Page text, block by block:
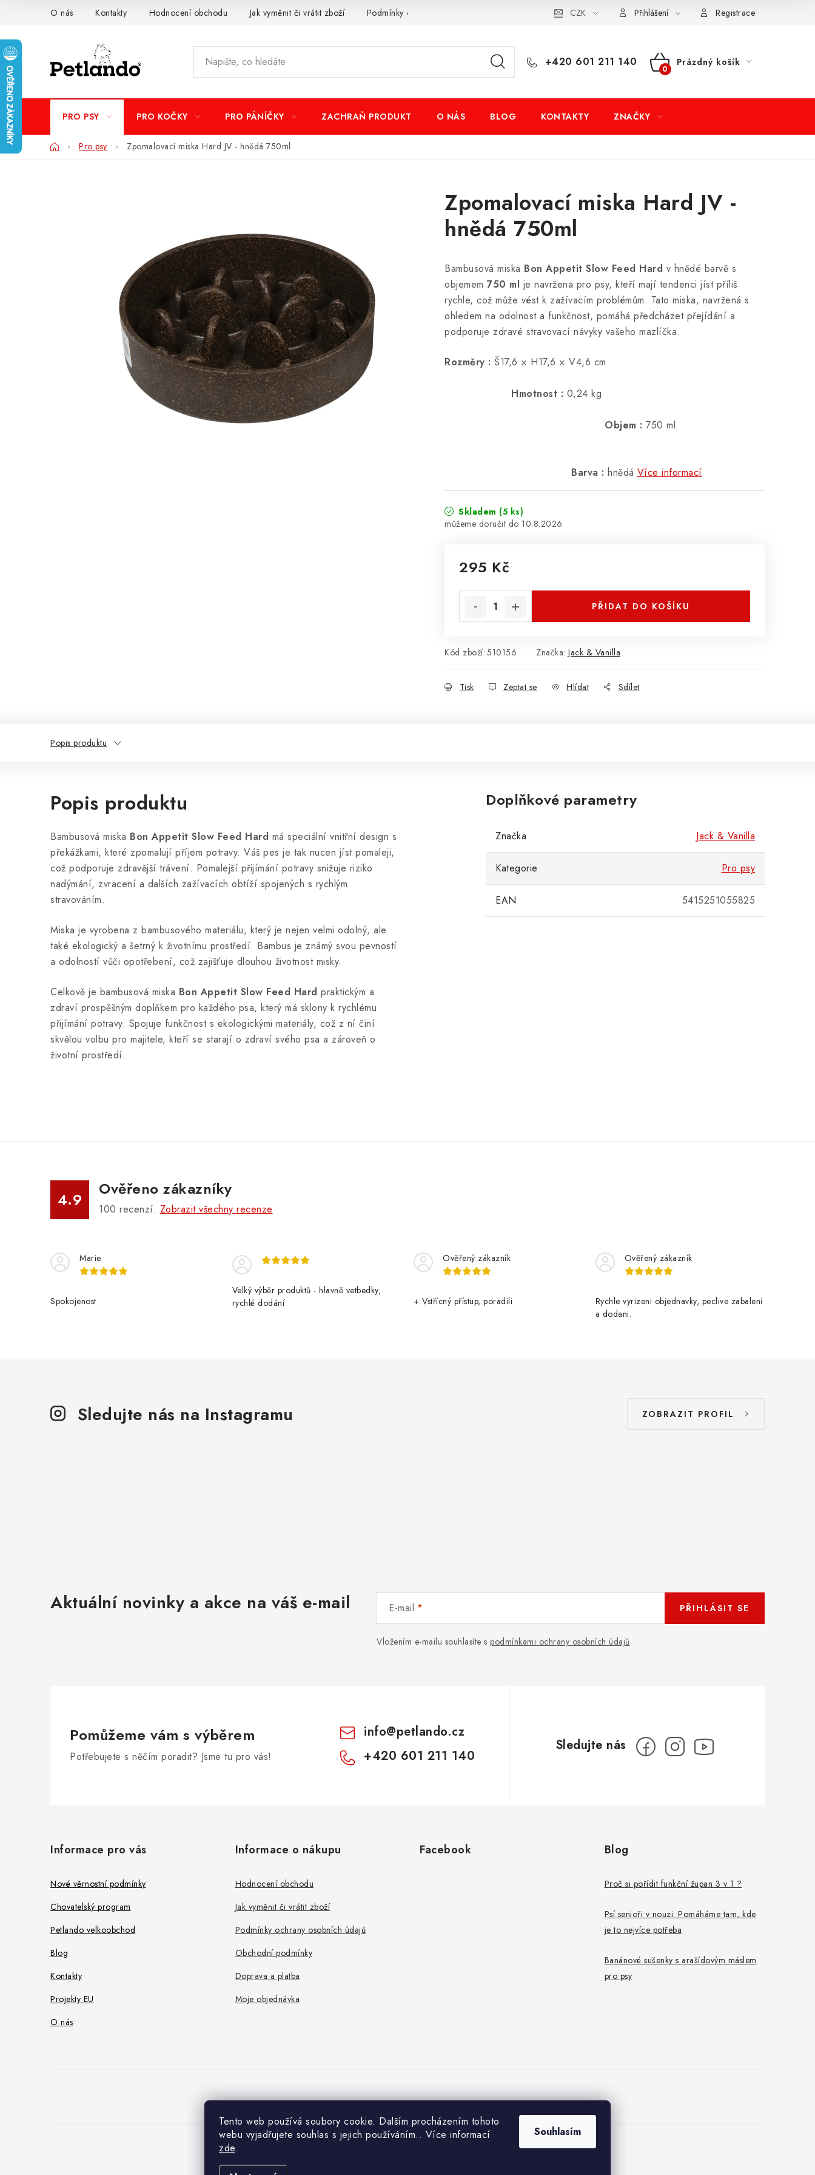
Tento web používá soubory cookie. Dalším procházením tohoto
webu vyjadřujete souhlas s jejich používáním.. Více informací
zde.
Souhlasím
O nás Kontakty Hodnocení obchodu Jak vyměnit či vrátit zboží Podmínky ochrany osobních údajů Obchodní podmínky Doprava a platba Moje objednávka
CZK Přihlášení Registrace
+420 601 211 140
NÁKUPNÍ
Prázdný košík
PRO PSY PRO KOČKY PRO PÁNÍČKY ZACHRAŇ PRODUKT O NÁS BLOG KONTAKTY ZNAČKY
DomůPro psy Zpomalovací miska Hard JV - hnědá 750ml
Zpomalovací miska Hard JV -
hnědá 750ml
Bambusová miska Bon Appetit Slow Feed Hard v hnědé barvě s
objemem 750 ml je navržena pro psy, kteří mají tendenci jíst příliš
rychle, což může vést k zažívacím problémům. Tato miska, navržená s
ohledem na odolnost a funkčnost, pomáhá předcházet přejídání a
podporuje zdravé stravovací návyky vašeho mazlíčka.
Rozměry : Š17,6 × H17,6 × V4,6 cm
Hmotnost : 0,24 kg
Objem : 750 ml
Barva : hnědá Více informací
Skladem (5 ks)
10.8.2026
295 Kč
PŘIDAT DO KOŠÍKU
Kód zboží: 510156 Značka: Jack & Vanilla
Tisk Zeptat se Hlídat Sdílet
Popis produktu
Popis produktu
Bambusová miska Bon Appetit Slow Feed Hard má speciální vnitřní design s
překážkami, které zpomalují příjem potravy. Váš pes je tak nucen jíst pomaleji,
což podporuje zdravější trávení. Pomalejší přijímání potravy snižuje riziko
nadýmání, zvracení a dalších zažívacích obtíží spojených s rychlým
stravováním.
Miska je vyrobena z bambusového materiálu, který je nejen velmi odolný, ale
také ekologický a šetrný k životnímu prostředí. Bambus je známý svou pevností
a odolností vůči opotřebení, což zajišťuje dlouhou životnost misky.
Celkově je bambusová miska Bon Appetit Slow Feed Hard praktickým a
zdraví prospěšným doplňkem pro každého psa, který má sklony k rychlému
přijímání potravy. Spojuje funkčnost s ekologickými materiály, což z ní činí
skvělou volbu pro majitele, kteří se starají o zdraví svého psa a zároveň o
životní prostředí.
Doplňkové parametry
Značka Jack & Vanilla
Kategorie Pro psy
EAN 5415251055825
4.9
Ověřeno zákazníky
100 recenzí. Zobrazit všechny recenze
Marie
Spokojenost
Velký výběr produktů - hlavně vetbedky,
rychlé dodání
Ověřený zákazník
+ Vstřícný přístup, poradili
Ověřený zákazník
Rychle vyrizeni objednavky, peclive zabaleni
a dodani.
Sledujte nás na Instagramu ZOBRAZIT PROFIL
Aktuální novinky a akce na váš e-mail E-mail
Vložením e-mailu souhlasíte s podmínkami ochrany osobních údajů
PŘIHLÁSIT SE
Pomůžeme vám s výběrem
Potřebujete s něčím poradit? Jsme tu pro vás!
info@petlando.cz
+420 601 211 140
Informace pro vás
Nové věrnostní podmínky
Chovatelský program
Petlando velkoobchod
Blog
Kontakty
Projekty EU
O nás
Informace o nákupu
Hodnocení obchodu
Jak vyměnit či vrátit zboží
Podmínky ochrany osobních údajů
Obchodní podmínky
Doprava a platba
Moje objednávka
Facebook Blog
Proč si pořídit funkční župan 3 v 1 ?
Psí senioři v nouzi: Pomáháme tam, kde
je to nejvíce potřeba
Banánové sušenky s arašídovým máslem
pro psy